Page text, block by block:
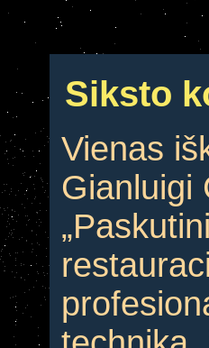
Siksto
Vienas
Gianluigi